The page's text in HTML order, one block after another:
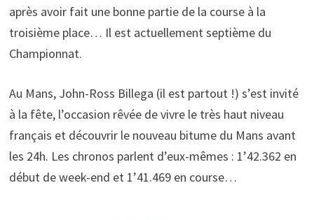
après avoir fait une bonne partie de la course à la
troisième place… Il est actuellement septième du
Championnat.
Au Mans, John-Ross Billega (il est partout !) s’est invité
à la fête, l’occasion rêvée de vivre le très haut niveau
français et découvrir le nouveau bitume du Mans avant
les 24h. Les chronos parlent d’eux-mêmes : 1’42.362 en
début de week-end et 1’41.469 en course…